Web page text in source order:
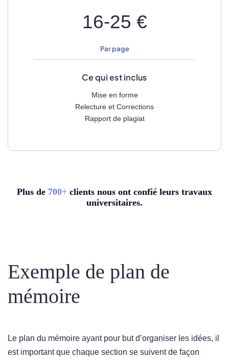
16-25 €
Par page
Ce qui est inclus
Mise en forme
Relecture et Corrections
Rapport de plagiat
Plus de 700+ clients nous ont confié leurs travaux
universitaires.
Exemple de plan de
mémoire
Le plan du mémoire ayant pour but d’organiser les idées, il
est important que chaque section se suivent de façon